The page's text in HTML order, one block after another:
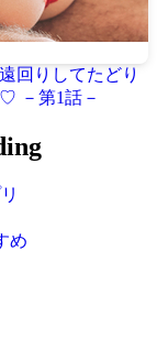
回りしてたどり
－第1話－
め